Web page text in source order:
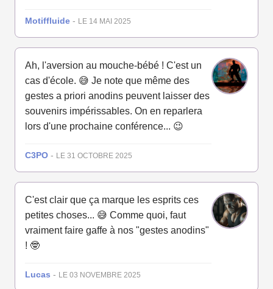
Motiffluide - LE 14 MAI 2025
Ah, l'aversion au mouche-bébé ! C'est un
cas d'école. 😅 Je note que même des
gestes a priori anodins peuvent laisser des
souvenirs impérissables. On en reparlera
lors d'une prochaine conférence... 😉
C3PO - LE 31 OCTOBRE 2025
C'est clair que ça marque les esprits ces
petites choses... 😅 Comme quoi, faut
vraiment faire gaffe à nos "gestes anodins"
! 🤓
Lucas - LE 03 NOVEMBRE 2025